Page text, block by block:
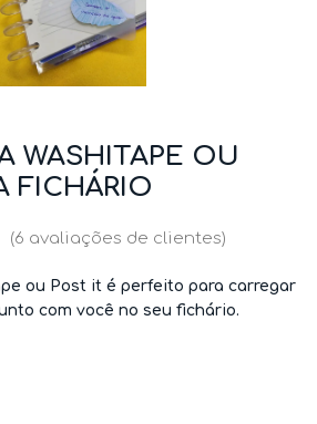
WASHITAPE OU
FICHÁRIO
(6 avaliações de clientes)
ou Post it é perfeito para carregar
com você no seu fichário.